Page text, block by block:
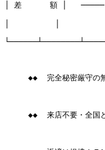
│ 差      額 │
◆◆  完全秘密厳守の
◆◆  来店不要・全国